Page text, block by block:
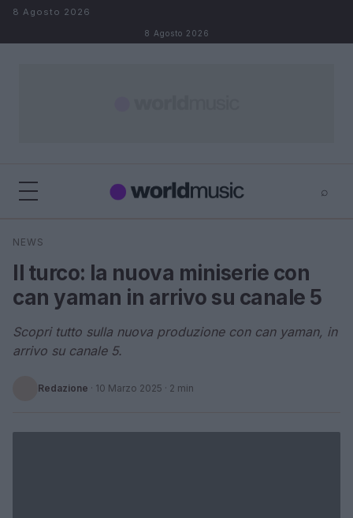
Salta al contenuto
8 Agosto 2026
8 Agosto 2026
⌕
Cerca
NEWS
Il turco: la nuova miniserie con
can yaman in arrivo su canale 5
Scopri tutto sulla nuova produzione con can yaman, in
arrivo su canale 5.
Redazione · 10 Marzo 2025 · 2 min